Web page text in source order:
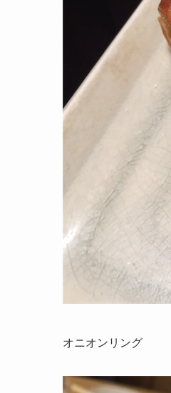
オニオンリング